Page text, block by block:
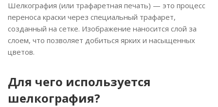
Шелкография (или трафаретная печать) — это процесс
переноса краски через специальный трафарет,
созданный на сетке. Изображение наносится слой за
слоем, что позволяет добиться ярких и насыщенных
цветов.
Для чего используется
шелкография?